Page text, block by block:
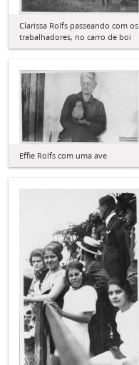
Clarissa Rolfs passeando com os
trabalhadores, no carro de boi
Effie Rolfs com uma ave